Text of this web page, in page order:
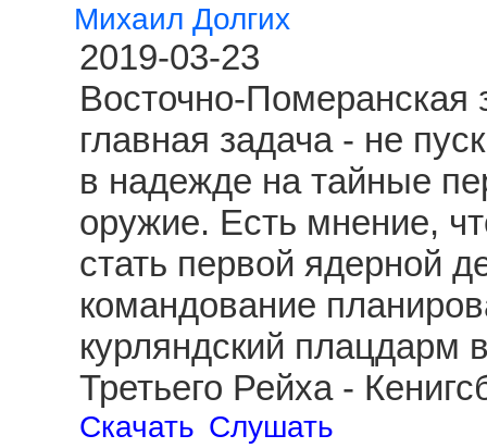
Михаил Долгих
2019-03-23
Восточно-Померанская
главная задача - не
в надежде на тайные
оружие. Есть мнение,
стать первой ядерной
командование
курляндский плацдарм
Третьего Рейха -
Скачать Слушать